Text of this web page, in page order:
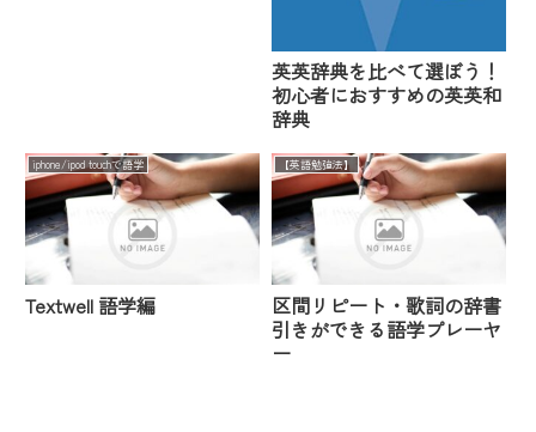
英英辞典を比べて選ぼう！
初心者におすすめの英英和
辞典
iphone/ipod touchで語学
Textwell 語学編
【英語勉強法】
区間リピート・歌詞の辞書
引きができる語学プレーヤ
ー